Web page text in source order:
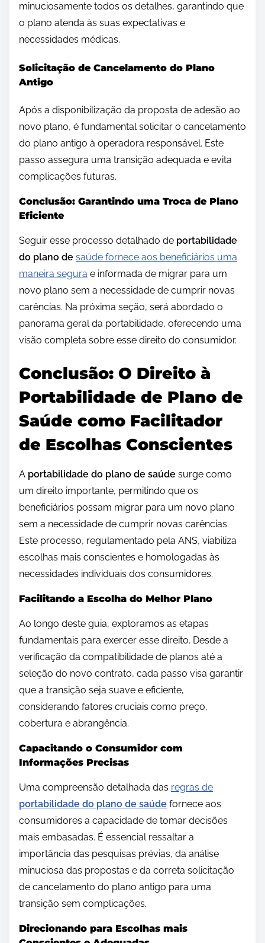
minuciosamente todos os detalhes, garantindo que
o plano atenda às suas expectativas e
necessidades médicas.
Solicitação de Cancelamento do Plano
Antigo
Após a disponibilização da proposta de adesão ao
novo plano, é fundamental solicitar o cancelamento
do plano antigo à operadora responsável. Este
passo assegura uma transição adequada e evita
complicações futuras.
Conclusão: Garantindo uma Troca de Plano
Eficiente
Seguir esse processo detalhado de portabilidade
do plano de saúde fornece aos beneficiários uma
maneira segura e informada de migrar para um
novo plano sem a necessidade de cumprir novas
carências. Na próxima seção, será abordado o
panorama geral da portabilidade, oferecendo uma
visão completa sobre esse direito do consumidor.
Conclusão: O Direito à
Portabilidade de Plano de
Saúde como Facilitador
de Escolhas Conscientes
A portabilidade do plano de saúde surge como
um direito importante, permitindo que os
beneficiários possam migrar para um novo plano
sem a necessidade de cumprir novas carências.
Este processo, regulamentado pela ANS, viabiliza
escolhas mais conscientes e homologadas às
necessidades individuais dos consumidores.
Facilitando a Escolha do Melhor Plano
Ao longo deste guia, exploramos as etapas
fundamentais para exercer esse direito. Desde a
verificação da compatibilidade de planos até a
seleção do novo contrato, cada passo visa garantir
que a transição seja suave e eficiente,
considerando fatores cruciais como preço,
cobertura e abrangência.
Capacitando o Consumidor com
Informações Precisas
Uma compreensão detalhada das regras de
portabilidade do plano de saúde fornece aos
consumidores a capacidade de tomar decisões
mais embasadas. É essencial ressaltar a
importância das pesquisas prévias, da análise
minuciosa das propostas e da correta solicitação
de cancelamento do plano antigo para uma
transição sem complicações.
Direcionando para Escolhas mais